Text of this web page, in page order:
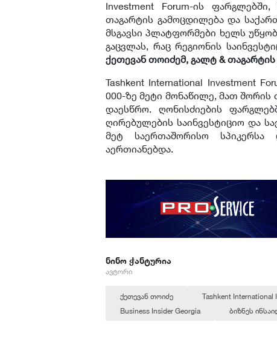
Investment Forum-ის
თაგარტის გამოცდილება და
მსგავსი პლატფორმები ხელს
გაცვლას, რაც რეგიონის
ქეთევან თოიძემ, გალტ &
Tashkent International Investment
000-ზე მეტი მონაწილე, მათ შორის
დაესწრო. ღონისძიების
ღირებულების საინვესტიციო და
მეტ საერთაშორისო
აერთიანებდა.
ნინო ჭანტურია
ავტორი
ქეთევან თოიძე Tashkent International
Business Insider Georgia
ბიზნეს